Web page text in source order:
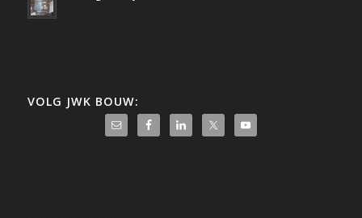
VOLG JWK BOUW: